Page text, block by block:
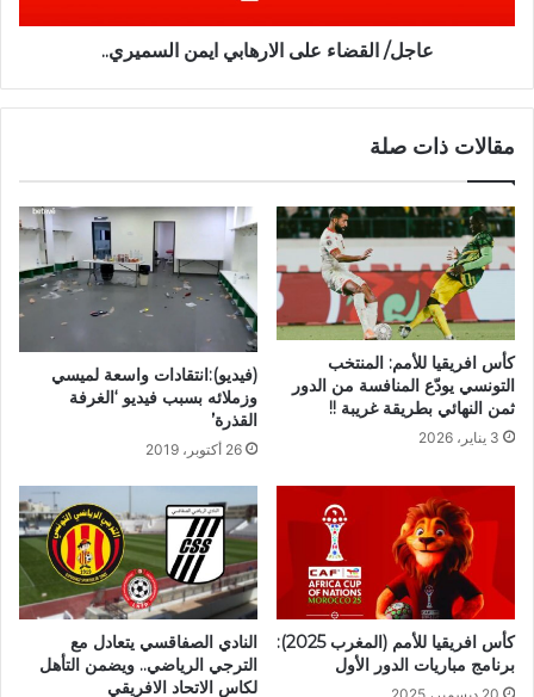
عاجل/ القضاء على الارهابي ايمن السميري..
مقالات ذات صلة
كأس افريقيا للأمم: المنتخب
التونسي يودّع المنافسة من الدور
ثمن النهائي بطريقة غريبة !!
3 يناير، 2026
(فيديو):انتقادات واسعة لميسي
وزملائه بسبب فيديو ‘الغرفة
القذرة’
26 أكتوبر، 2019
كأس افريقيا للأمم (المغرب 2025):
برنامج مباريات الدور الأول
النادي الصفاقسي يتعادل مع
الترجي الرياضي.. ويضمن التأهل
لكاس الاتحاد الافريقي